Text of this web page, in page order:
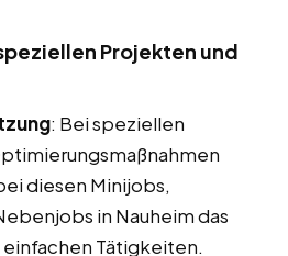
Projekten und
: Bei speziellen
diesen Minijobs,
in Nauheim das
Tätigkeiten.